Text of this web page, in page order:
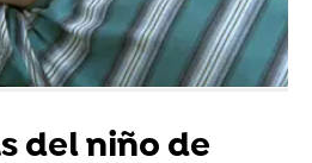
del niño de